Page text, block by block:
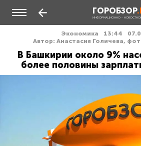
ГОРОБЗОР
ИНФОРМАЦИОННО -
Экономика 13:44
Автор: Анастасия Голичева,
В Башкирии около 9%
более половины